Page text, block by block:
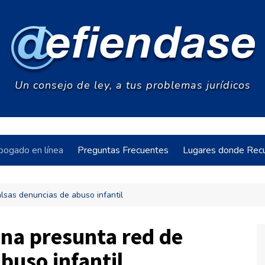
Un consejo de ley, a tus problemas jurídicos
en línea Preguntas Frecuentes Lugares donde
denuncias de abuso infantil
presunta red de